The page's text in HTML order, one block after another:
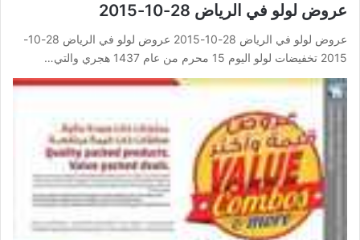
عروض لولو في الرياض 28-10-2015
عروض لولو في الرياض 28-10-2015 عروض لولو في الرياض 28-10-
2015 تخفيضات لولو اليوم 15 محرم من عام 1437 هجري والتي…